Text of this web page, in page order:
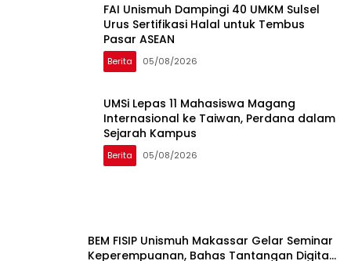
FAI Unismuh Dampingi 40 UMKM Sulsel
Urus Sertifikasi Halal untuk Tembus
Pasar ASEAN
Berita 05/08/2026
UMSi Lepas 11 Mahasiswa Magang
Internasional ke Taiwan, Perdana dalam
Sejarah Kampus
Berita 05/08/2026
BEM FISIP Unismuh Makassar Gelar Seminar
Keperempuanan, Bahas Tantangan Digital